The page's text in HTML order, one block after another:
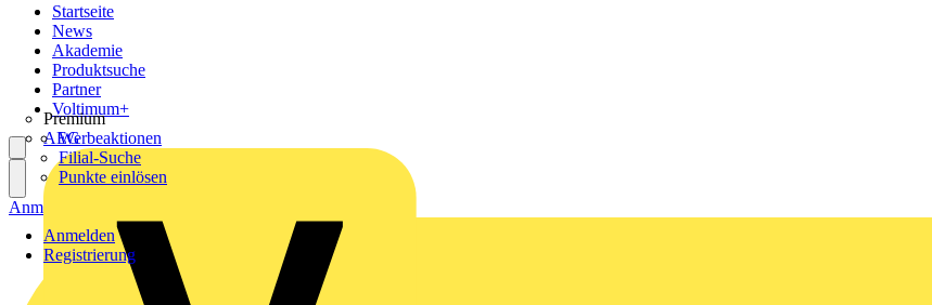
Startseite
News
Akademie
Produktsuche
Partner
Premium
AEG
Voltimum+
Werbeaktionen
Filial-Suche
Punkte einlösen
Anmelden
Registrierung
Anmelden